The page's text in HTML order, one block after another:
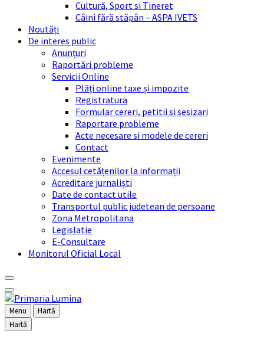
Cultură, Sport si Tineret
Câini fără stăpân – ASPA IVETS
Noutăți
De interes public
Anunțuri
Raportări probleme
Servicii Online
Plăți online taxe și impozite
Registratura
Formular cereri, petitii si sesizari
Raportare probleme
Acte necesare si modele de cereri
Contact
Evenimente
Accesul cetățenilor la informații
Acreditare jurnaliști
Date de contact utile
Transportul public judetean de persoane
Zona Metropolitana
Legislatie
E-Consultare
Monitorul Oficial Local
Menu
Hartă
Hartă